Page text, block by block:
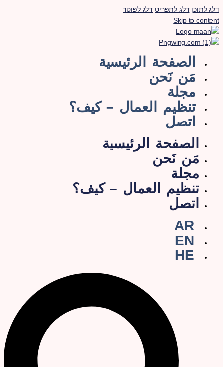
דלג לתוכן דלג לתפריט דלג לפוטר
Skip to content
الصفحة الرئيسية
مَن نَحن
مجلة
تنظيم العمال – كيف؟
اتصل
الصفحة الرئيسية
مَن نَحن
مجلة
تنظيم العمال – كيف؟
اتصل
AR
EN
HE